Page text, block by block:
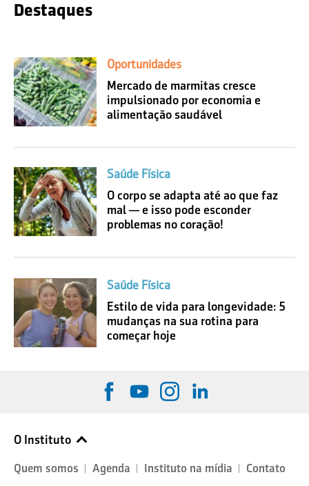
Destaques
Oportunidades
Mercado de marmitas cresce
impulsionado por economia e
alimentação saudável
Saúde Física
O corpo se adapta até ao que faz
mal — e isso pode esconder
problemas no coração!
Saúde Física
Estilo de vida para longevidade: 5
mudanças na sua rotina para
começar hoje
O Instituto
Quem somos Agenda Instituto na mídia
Contato